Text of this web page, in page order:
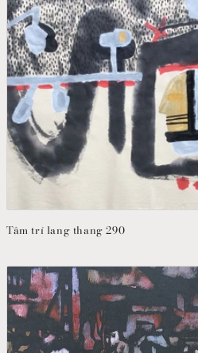
Tâm trí lang thang 290